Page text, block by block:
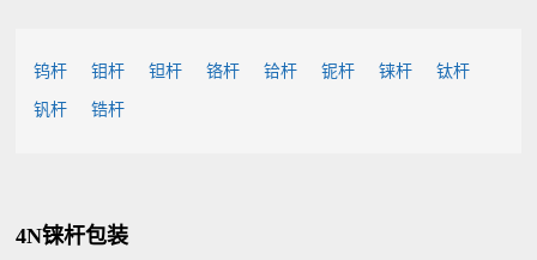
钨杆 钼杆 钽杆 铬杆 铪杆 铌杆 铼杆 钛杆
钒杆 锆杆
4N铼杆包装